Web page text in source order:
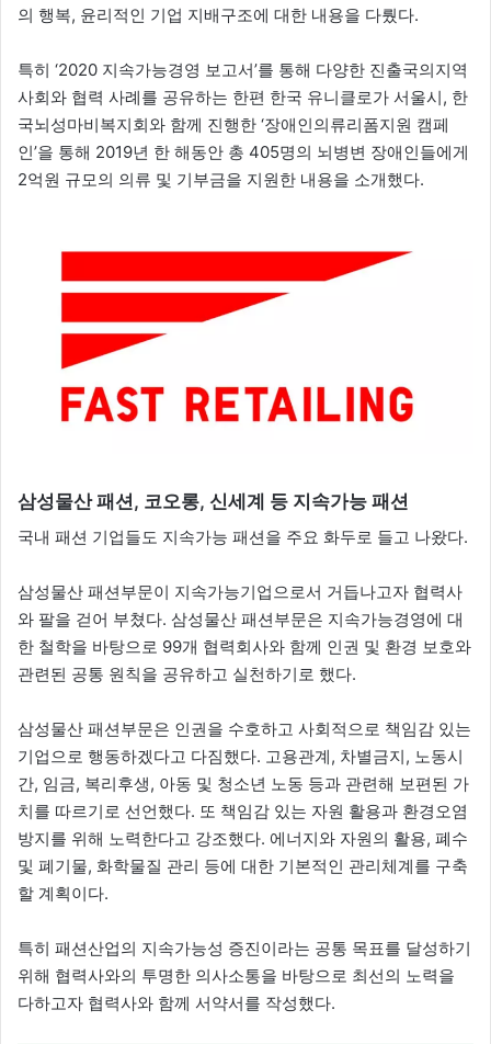
의 행복, 윤리적인 기업 지배구조에 대한 내용을 다뤘다.
특히 ‘2020 지속가능경영 보고서’를 통해 다양한 진출국의지역
사회와 협력 사례를 공유하는 한편 한국 유니클로가 서울시, 한
국뇌성마비복지회와 함께 진행한 ‘장애인의류리폼지원 캠페
인’을 통해 2019년 한 해동안 총 405명의 뇌병변 장애인들에게
2억원 규모의 의류 및 기부금을 지원한 내용을 소개했다.
삼성물산 패션, 코오롱, 신세계 등 지속가능 패션
국내 패션 기업들도 지속가능 패션을 주요 화두로 들고 나왔다.
삼성물산 패션부문이 지속가능기업으로서 거듭나고자 협력사
와 팔을 걷어 부쳤다. 삼성물산 패션부문은 지속가능경영에 대
한 철학을 바탕으로 99개 협력회사와 함께 인권 및 환경 보호와
관련된 공통 원칙을 공유하고 실천하기로 했다.
삼성물산 패션부문은 인권을 수호하고 사회적으로 책임감 있는
기업으로 행동하겠다고 다짐했다. 고용관계, 차별금지, 노동시
간, 임금, 복리후생, 아동 및 청소년 노동 등과 관련해 보편된 가
치를 따르기로 선언했다. 또 책임감 있는 자원 활용과 환경오염
방지를 위해 노력한다고 강조했다. 에너지와 자원의 활용, 폐수
및 폐기물, 화학물질 관리 등에 대한 기본적인 관리체계를 구축
할 계획이다.
특히 패션산업의 지속가능성 증진이라는 공통 목표를 달성하기
위해 협력사와의 투명한 의사소통을 바탕으로 최선의 노력을
다하고자 협력사와 함께 서약서를 작성했다.